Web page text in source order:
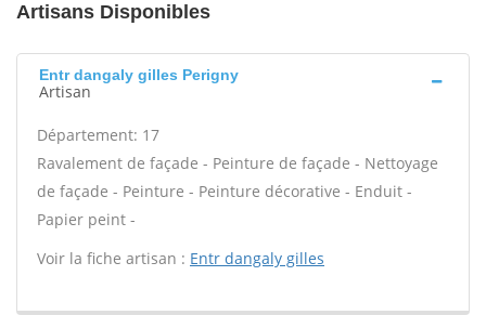
Artisans Disponibles
Entr dangaly gilles Perigny
Artisan
Département: 17
Ravalement de façade - Peinture de façade - Nettoyage
de façade - Peinture - Peinture décorative - Enduit -
Papier peint -
Voir la fiche artisan : Entr dangaly gilles